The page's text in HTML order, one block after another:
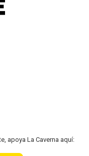
apoya La Caverna aquí: